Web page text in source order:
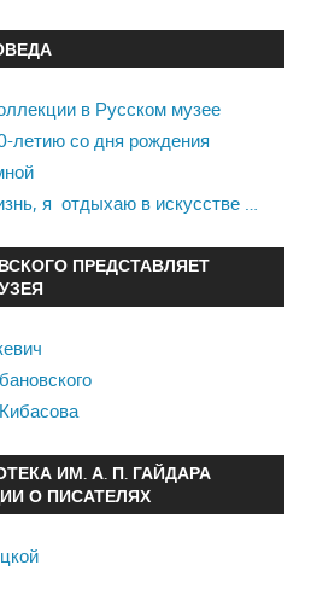
в Русском музее
летию со дня рождения
я отдыхаю в искусстве …
ПРЕДСТАВЛЯЕТ
ИМ. А. П. ГАЙДАРА
О ПИСАТЕЛЯХ